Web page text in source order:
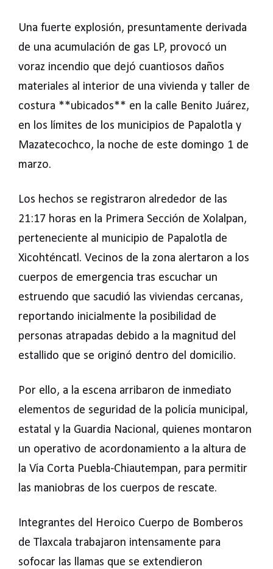
Una fuerte explosión, presuntamente derivada
de una acumulación de gas LP, provocó un
voraz incendio que dejó cuantiosos daños
materiales al interior de una vivienda y taller de
costura **ubicados** en la calle Benito Juárez,
en los límites de los municipios de Papalotla y
Mazatecochco, la noche de este domingo 1 de
marzo.
Los hechos se registraron alrededor de las
21:17 horas en la Primera Sección de Xolalpan,
perteneciente al municipio de Papalotla de
Xicohténcatl. Vecinos de la zona alertaron a los
cuerpos de emergencia tras escuchar un
estruendo que sacudió las viviendas cercanas,
reportando inicialmente la posibilidad de
personas atrapadas debido a la magnitud del
estallido que se originó dentro del domicilio.
Por ello, a la escena arribaron de inmediato
elementos de seguridad de la policía municipal,
estatal y la Guardia Nacional, quienes montaron
un operativo de acordonamiento a la altura de
la Vía Corta Puebla-Chiautempan, para permitir
las maniobras de los cuerpos de rescate.
Integrantes del Heroico Cuerpo de Bomberos
de Tlaxcala trabajaron intensamente para
sofocar las llamas que se extendieron